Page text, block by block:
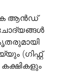
ആൻഡ്
(ഗിഫ്റ്റ്